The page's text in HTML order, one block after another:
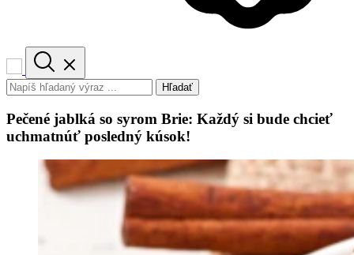
Hľadať
Pečené jablká so syrom Brie: Každý si bude chcieť
uchmatnúť posledný kúsok!